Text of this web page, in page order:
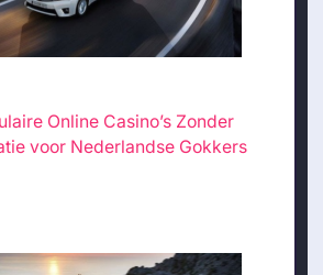
Online Casino’s Zonder
voor Nederlandse Gokkers